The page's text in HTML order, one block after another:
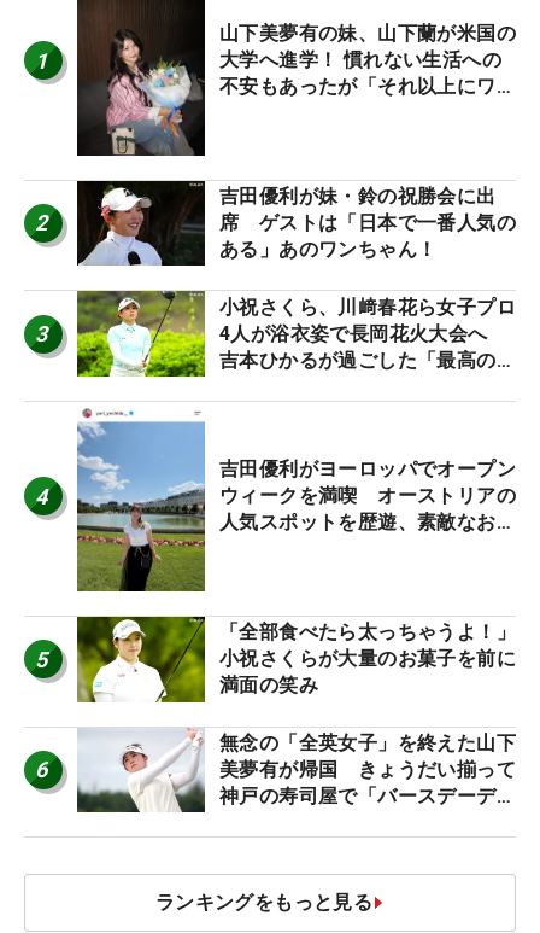
1
山下美夢有の妹、山下蘭が米国の
大学へ進学！ 慣れない生活への
不安もあったが「それ以上にワク
2
吉田優利が妹・鈴の祝勝会に出
席 ゲストは「日本で一番人気の
ある」あのワンちゃん！
3
小祝さくら、川﨑春花ら女子プロ
4人が浴衣姿で長岡花火大会へ
吉本ひかるが過ごした「最高の夏
4
吉田優利がヨーロッパでオープン
ウィークを満喫 オーストリアの
人気スポットを歴遊、素敵なお土
5
「全部食べたら太っちゃうよ！」
小祝さくらが大量のお菓子を前に
満面の笑み
6
無念の「全英女子」を終えた山下
美夢有が帰国 きょうだい揃って
神戸の寿司屋で「バースデーディ
ランキングをもっと見る